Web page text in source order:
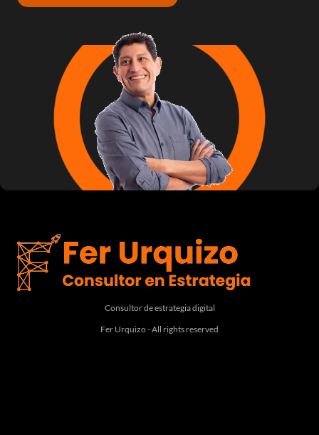
Consultor de estrategia digital
Fer Urquizo - All rights reserved